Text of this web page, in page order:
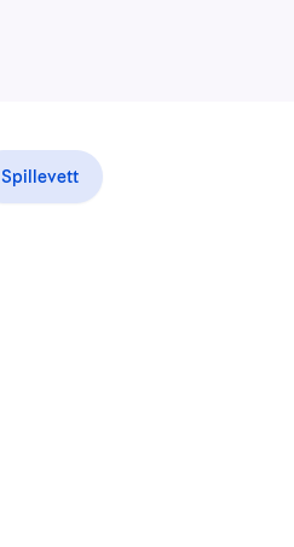
Spillevett